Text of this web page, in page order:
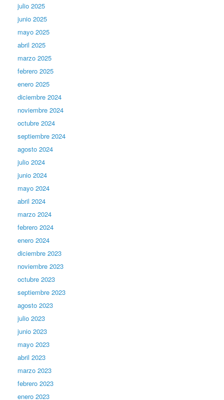
julio 2025
junio 2025
mayo 2025
abril 2025
marzo 2025
febrero 2025
enero 2025
diciembre 2024
noviembre 2024
octubre 2024
septiembre 2024
agosto 2024
julio 2024
junio 2024
mayo 2024
abril 2024
marzo 2024
febrero 2024
enero 2024
diciembre 2023
noviembre 2023
octubre 2023
septiembre 2023
agosto 2023
julio 2023
junio 2023
mayo 2023
abril 2023
marzo 2023
febrero 2023
enero 2023